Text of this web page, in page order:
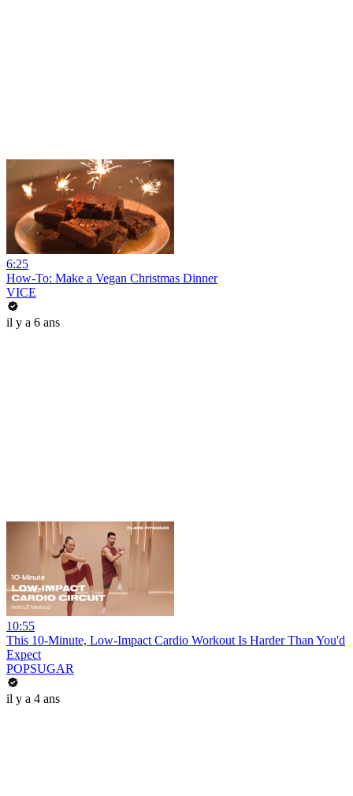
6:25
How-To: Make a Vegan Christmas Dinner
VICE
il y a 6 ans
10:55
This 10-Minute, Low-Impact Cardio Workout Is Harder Than You'd
Expect
POPSUGAR
il y a 4 ans